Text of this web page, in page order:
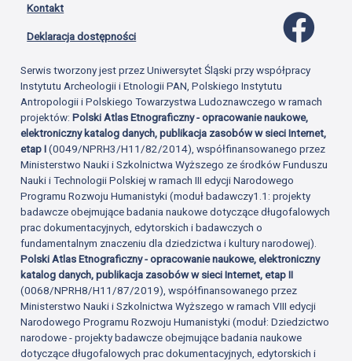
Kontakt
Deklaracja dostępności
Serwis tworzony jest przez Uniwersytet Śląski przy współpracy
Instytutu Archeologii i Etnologii PAN, Polskiego Instytutu
Antropologii i Polskiego Towarzystwa Ludoznawczego w ramach
projektów:Polski Atlas Etnograficzny - opracowanie naukowe,
elektroniczny katalog danych, publikacja zasobów w sieci Internet,
etap I(0049/NPRH3/H11/82/2014), współfinansowanego przez
Ministerstwo Nauki i Szkolnictwa Wyższego ze środków Funduszu
Nauki i Technologii Polskiej w ramach III edycji Narodowego
Programu Rozwoju Humanistyki (moduł badawczy1.1: projekty
badawcze obejmujące badania naukowe dotyczące długofalowych
prac dokumentacyjnych, edytorskich i badawczych o
fundamentalnym znaczeniu dla dziedzictwa i kultury narodowej).
Polski Atlas Etnograficzny - opracowanie naukowe, elektroniczny
katalog danych, publikacja zasobów w sieci Internet, etap II
(0068/NPRH8/H11/87/2019), współfinansowanego przez
Ministerstwo Nauki i Szkolnictwa Wyższego w ramach VIII edycji
Narodowego Programu Rozwoju Humanistyki (moduł: Dziedzictwo
narodowe - projekty badawcze obejmujące badania naukowe
dotyczące długofalowych prac dokumentacyjnych, edytorskich i